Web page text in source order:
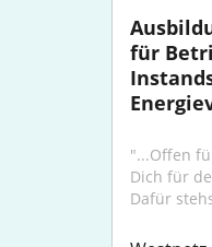
für
"...Offen
Dich für
Dafür